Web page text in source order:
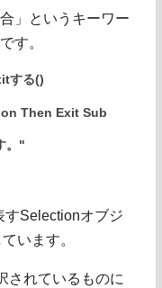
」というキーワー
す。
する()
Then Exit Sub
。"
すSelectionオブジ
います。
されているものに